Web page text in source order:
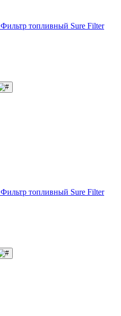
Фильтр топливный Sure Filter
Фильтр топливный Sure Filter